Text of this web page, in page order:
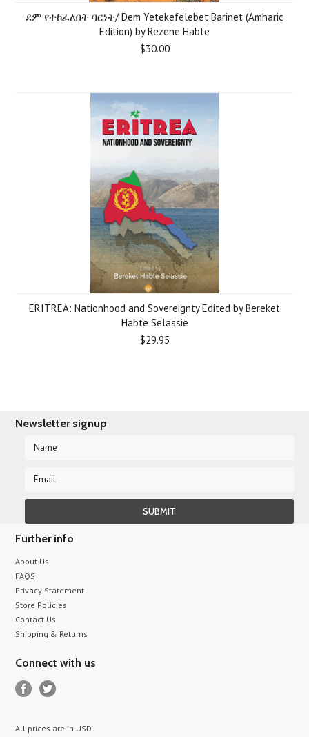
ደም የተከፈለበት ባርነት/ Dem Yetekefelebet Barinet (Amharic
Edition) by Rezene Habte
$30.00
ERITREA: Nationhood and Sovereignty Edited by Bereket
Habte Selassie
$29.95
Newsletter signup
Further info
About Us
FAQS
Privacy Statement
Store Policies
Contact Us
Shipping & Returns
Connect with us
All prices are in USD.